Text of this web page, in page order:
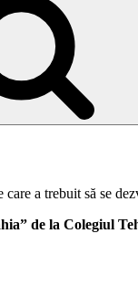
a trebuit să se
de la Colegiul